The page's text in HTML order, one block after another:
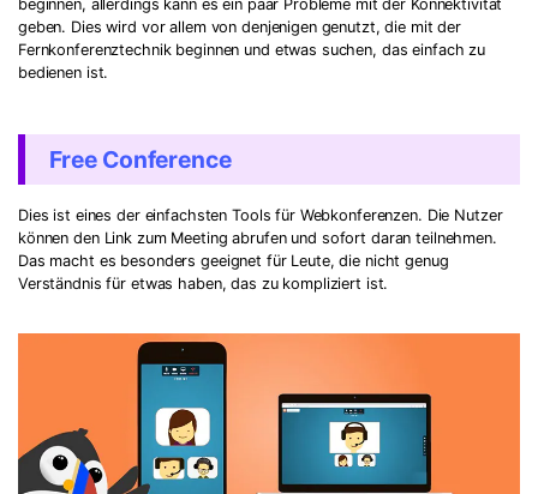
beginnen, allerdings kann es ein paar Probleme mit der Konnektivität
geben. Dies wird vor allem von denjenigen genutzt, die mit der
Fernkonferenztechnik beginnen und etwas suchen, das einfach zu
bedienen ist.
Free Conference
Dies ist eines der einfachsten Tools für Webkonferenzen. Die Nutzer
können den Link zum Meeting abrufen und sofort daran teilnehmen.
Das macht es besonders geeignet für Leute, die nicht genug
Verständnis für etwas haben, das zu kompliziert ist.